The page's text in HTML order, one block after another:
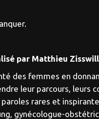
par Matthieu
des femmes en
leur parcours, leurs
rares et
gynécologue-